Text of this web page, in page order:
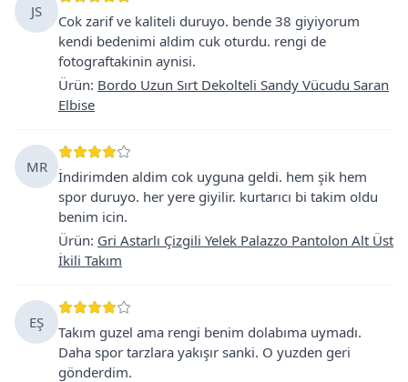
JS
Cok zarif ve kaliteli duruyo. bende 38 giyiyorum
kendi bedenimi aldim cuk oturdu. rengi de
fotograftakinin aynisi.
Ürün: Bordo Uzun Sırt Dekolteli Sandy Vücudu Saran
Elbise
MR
İndirimden aldim cok uyguna geldi. hem şik hem
spor duruyo. her yere giyilir. kurtarıcı bi takim oldu
benim icin.
Ürün: Gri Astarlı Çizgili Yelek Palazzo Pantolon Alt Üst
İkili Takım
EŞ
Takım guzel ama rengi benim dolabıma uymadı.
Daha spor tarzlara yakışır sanki. O yuzden geri
gönderdim.